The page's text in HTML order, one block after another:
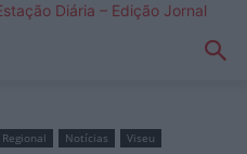
Diária – Edição Jornal
Notícias Viseu